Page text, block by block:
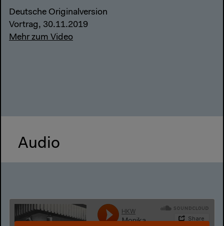
Deutsche Originalversion
Vortrag, 30.11.2019
Mehr zum Video
Audio